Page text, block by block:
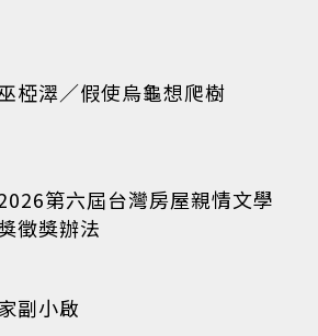
椏濢／假使烏龜想爬樹
第六屆台灣房屋親情文學
徵獎辦法
副小啟